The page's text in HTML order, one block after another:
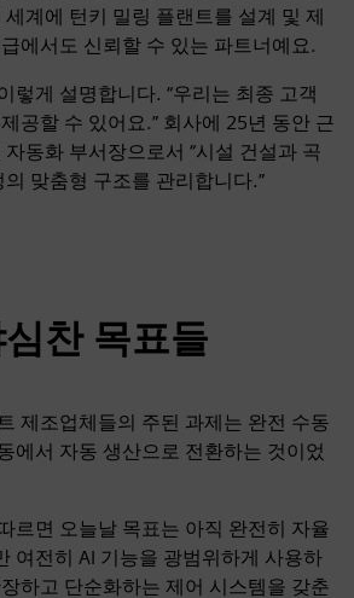
계에 턴키 밀링 플랜트를 설계 및 제
에서도 신뢰할 수 있는 파트너예요.
렇게 설명합니다. “우리는 최종 고객
공할 수 있어요.” 회사에 25년 동안 근
동화 부서장으로서 “시설 건설과 곡
맞춤형 구조를 관리합니다.”
찬 목표들
제조업체들의 주된 과제는 완전 수동
에서 자동 생산으로 전환하는 것이었
르면 오늘날 목표는 아직 완전히 자율
여전히 AI 기능을 광범위하게 사용하
하고 단순화하는 제어 시스템을 갖춘